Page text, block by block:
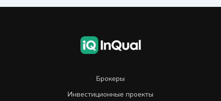
Брокеры
Инвестиционные проекты